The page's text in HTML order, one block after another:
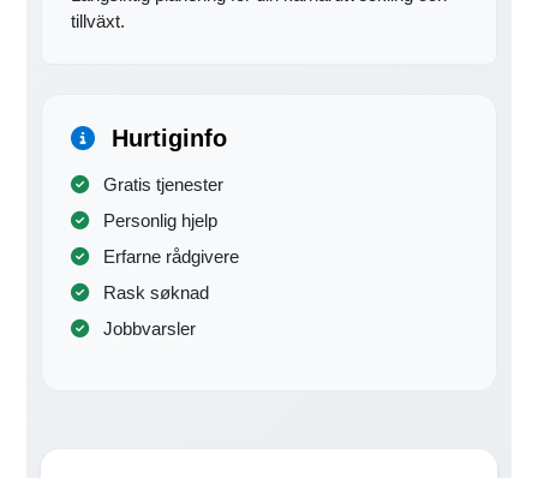
tillväxt.
Hurtiginfo
Gratis tjenester
Personlig hjelp
Erfarne rådgivere
Rask søknad
Jobbvarsler